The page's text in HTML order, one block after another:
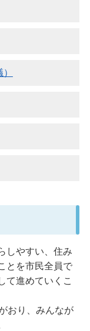
しやすい、住み
とを市民全員で
て進めていくこ
おり、みんなが